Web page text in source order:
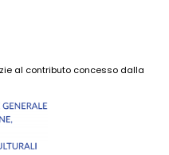
al contributo concesso dalla